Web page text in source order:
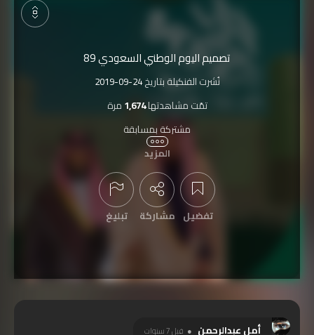
تصميم اليوم الوطني السعودي 89
نُشرت الفنكيلة بتاريخ2019-09-24
تمّت مشاهدتها1,674 مرة
مشتركة بمسابقة
اليوم الوطني السعودي 89 لعام 2019
المزيد
تفضيل مشاركة تبليغ
عرض التعليقات
أمل عبدالرحمن قبل 7 سنوات